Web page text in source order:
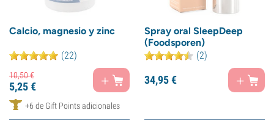
Calcio, magnesio y zinc
(22)
10,50€
5,25€
+6 de Gift Points adicionales
Spray oral SleepDeep
(Foodsporen)
(2)
34,95€